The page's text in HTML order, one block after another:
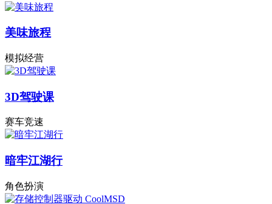
美味旅程
模拟经营
3D驾驶课
赛车竞速
暗牢江湖行
角色扮演